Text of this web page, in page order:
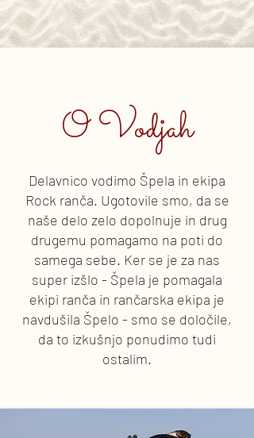
O Vodjah
Delavnico vodimo Špela in ekipa
Rock ranča. Ugotovile smo, da se
naše delo zelo dopolnuje in drug
drugemu pomagamo na poti do
samega sebe. Ker se je za nas
super izšlo - Špela je pomagala
ekipi ranča in rančarska ekipa je
navdušila Špelo - smo se določile,
da to izkušnjo ponudimo tudi
ostalim.